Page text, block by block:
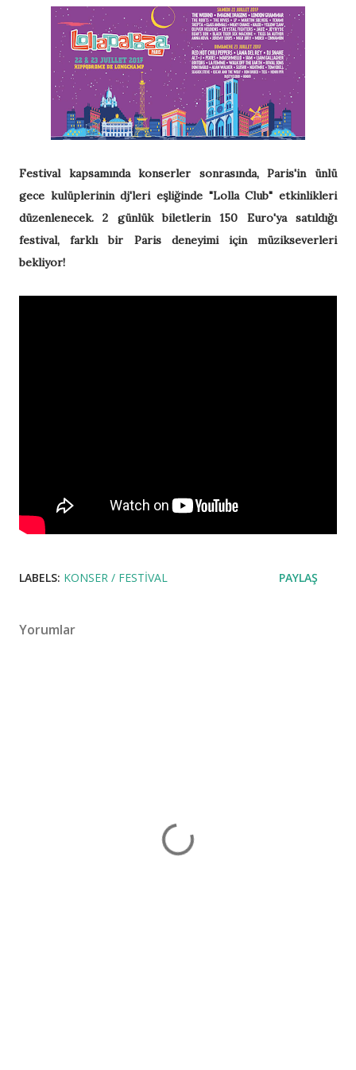
Festival kapsamında konserler sonrasında, Paris'in ünlü
gece kulüplerinin dj'leri eşliğinde "Lolla Club" etkinlikleri
düzenlenecek. 2 günlük biletlerin 150 Euro'ya satıldığı
festival, farklı bir Paris deneyimi için müzikseverleri
bekliyor!
LABELS: KONSER / FESTIVAL PAYLAŞ
Yorumlar